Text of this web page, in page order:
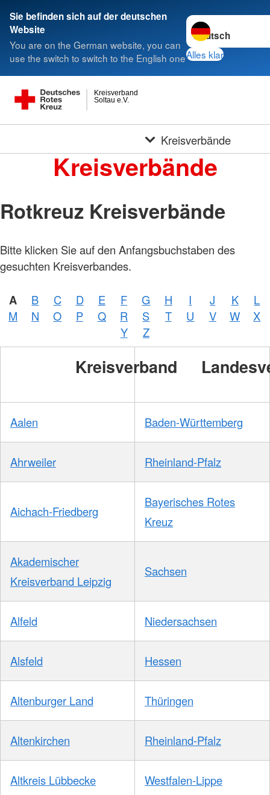
Sie befinden sich auf der deutschen
Website
You are on the German website, you can
use the switch to switch to the English one
Sprache wechseln
Alles klar
Soltau e.V.
Kreisverband
Kreisverbände
Kreisverbände
Rotkreuz Kreisverbände
Bitte klicken Sie auf den Anfangsbuchstaben des
gesuchten Kreisverbandes.
A B C D E F G H I J K
L
M
N O P Q R S T U V W
X
Y
Z
Kreisverband
Aalen Baden-Württemberg
Ahrweiler Rheinland-Pfalz
Aichach-Friedberg
Bayerisches Rotes
Kreuz
Akademischer
Kreisverband Leipzig
Sachsen
Alfeld Niedersachsen
Alsfeld Hessen
Altenburger Land Thüringen
Altenkirchen Rheinland-Pfalz
Altkreis Lübbecke Westfalen-Lippe